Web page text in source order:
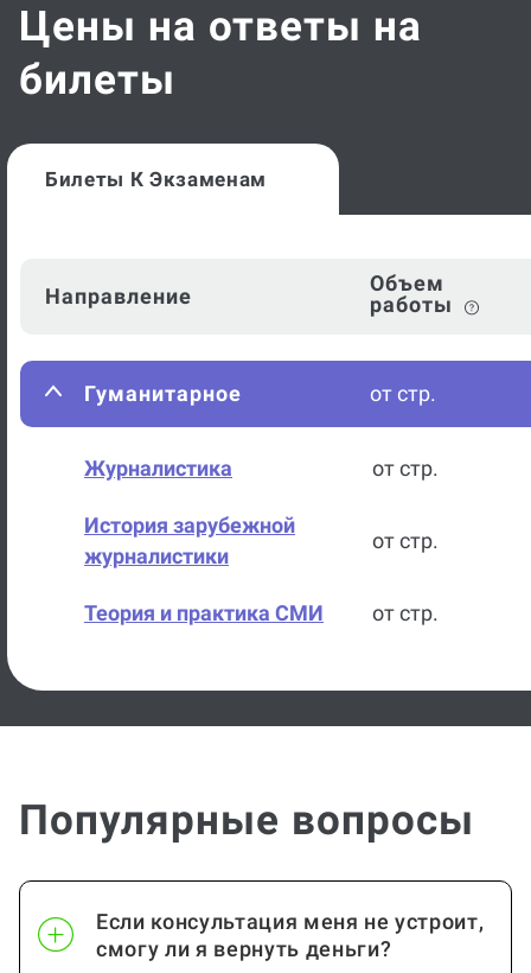
Цены на ответы на
билеты
Билеты К Экзаменам
Направление
Объем
работы
Гуманитарное от стр.
Журналистика от стр.
История зарубежной
журналистики
от стр.
Теория и практика СМИ от стр.
История искусств от стр.
права России
от стр.
Теория государства и права от стр.
Популярные вопросы
Если консультация меня не устроит,
смогу ли я вернуть деньги?